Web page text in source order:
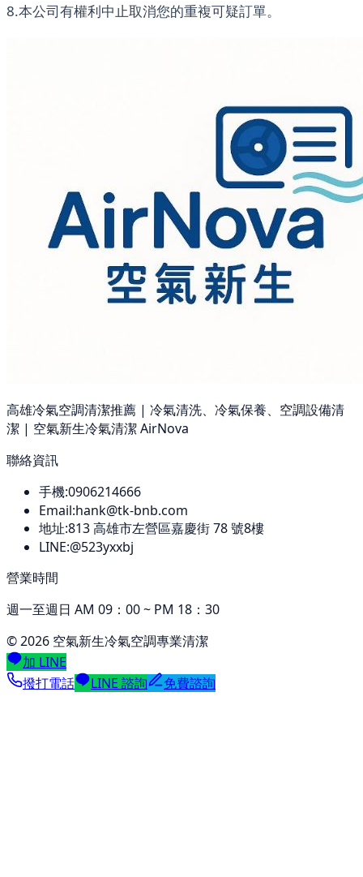
8.本公司有權利中止取消您的重複可疑訂單。
高雄冷氣空調清潔推薦 | 冷氣清洗、冷氣保養、空調設備清
潔 | 空氣新生冷氣清潔 AirNova
聯絡資訊
手機:0906214666
Email:hank@tk-bnb.com
地址:813高雄市左營區嘉慶街 78 號8樓
LINE:@523yxxbj
營業時間
週一至週日 AM 09：00 ~ PM 18：30
©2026 空氣新生冷氣空調專業清潔
加 LINE
撥打電話
LINE 諮詢 免費諮詢